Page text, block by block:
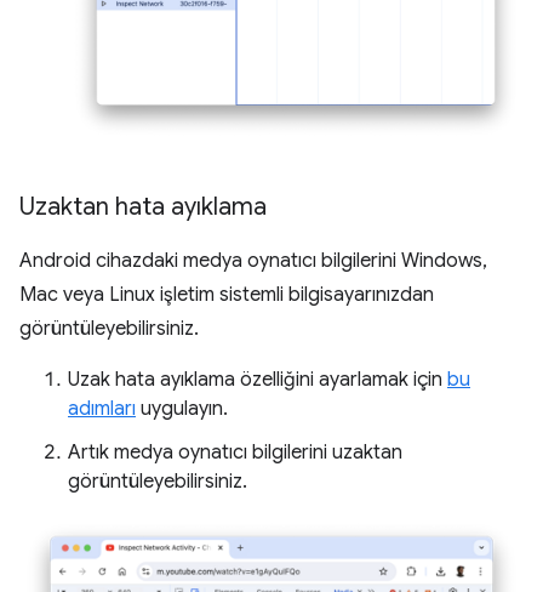
Uzaktan hata ayıklama
Android cihazdaki medya oynatıcı bilgilerini Windows,
Mac veya Linux işletim sistemli bilgisayarınızdan
görüntüleyebilirsiniz.
Uzak hata ayıklama özelliğini ayarlamak için bu
adımları uygulayın.
Artık medya oynatıcı bilgilerini uzaktan
görüntüleyebilirsiniz.